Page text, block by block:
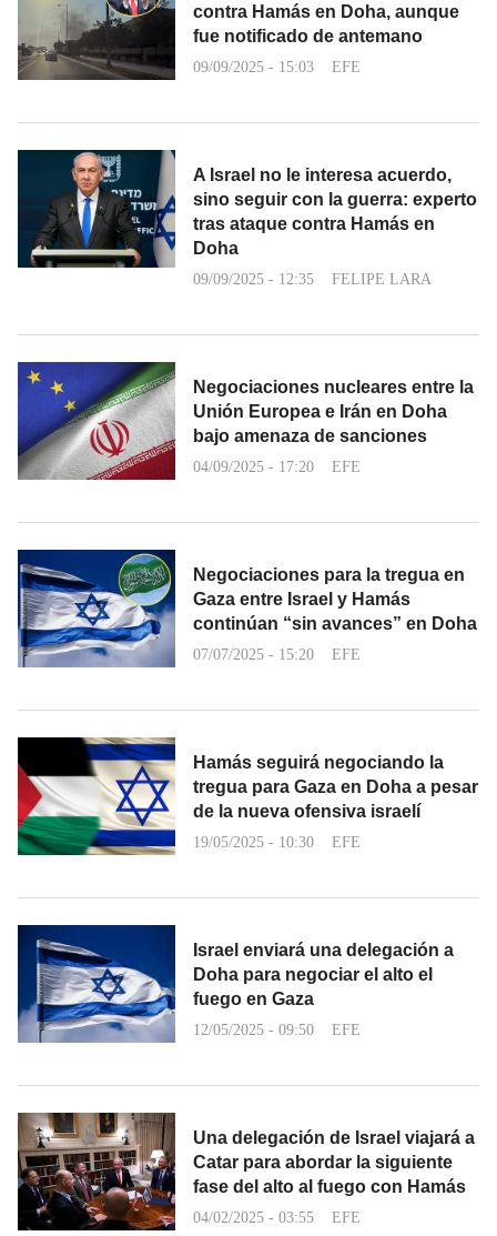
contra Hamás en Doha, aunque
fue notificado de antemano
09/09/2025 - 15:03 EFE
A Israel no le interesa acuerdo,
sino seguir con la guerra: experto
tras ataque contra Hamás en
Doha
09/09/2025 - 12:35 FELIPE LARA
Negociaciones nucleares entre la
Unión Europea e Irán en Doha
bajo amenaza de sanciones
04/09/2025 - 17:20 EFE
Negociaciones para la tregua en
Gaza entre Israel y Hamás
continúan “sin avances” en Doha
07/07/2025 - 15:20 EFE
Hamás seguirá negociando la
tregua para Gaza en Doha a pesar
de la nueva ofensiva israelí
19/05/2025 - 10:30 EFE
Israel enviará una delegación a
Doha para negociar el alto el
fuego en Gaza
12/05/2025 - 09:50 EFE
Una delegación de Israel viajará a
Catar para abordar la siguiente
fase del alto al fuego con Hamás
04/02/2025 - 03:55 EFE